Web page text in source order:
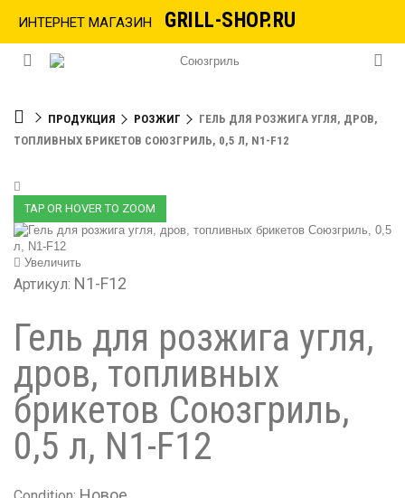
ИНТЕРНЕТ МАГАЗИН GRILL-SHOP.RU
ПРОДУКЦИЯ РОЗЖИГ
ГЕЛЬ ДЛЯ РОЗЖИГА УГЛЯ, ДРОВ,
ТОПЛИВНЫХ БРИКЕТОВ СОЮЗГРИЛЬ, 0,5 Л, N1-F12
TAP OR HOVER TO ZOOM
Увеличить
Артикул: N1-F12
Гель для розжига угля,
дров, топливных
брикетов Союзгриль,
0,5 л, N1-F12